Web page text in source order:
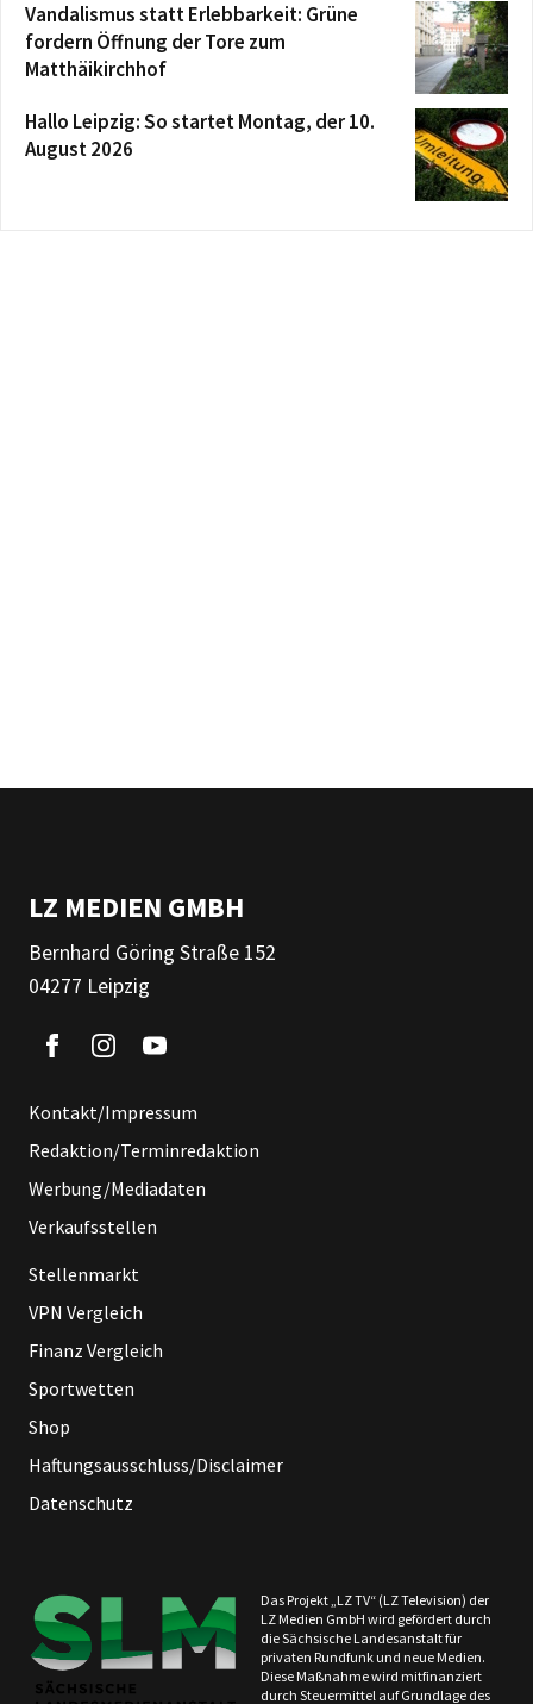
Vandalismus statt Erlebbarkeit: Grüne
fordern Öffnung der Tore zum
Matthäikirchhof
Hallo Leipzig: So startet Montag, der 10.
August 2026
LZ MEDIEN GMBH
Bernhard Göring Straße 152
04277 Leipzig
Kontakt/Impressum
Redaktion/Terminredaktion
Werbung/Mediadaten
Verkaufsstellen
Stellenmarkt
VPN Vergleich
Finanz Vergleich
Sportwetten
Shop
Haftungsausschluss/Disclaimer
Datenschutz
Das Projekt „LZ TV“ (LZ Television) der
LZ Medien GmbH wird gefördert durch
die Sächsische Landesanstalt für
privaten Rundfunk und neue Medien.
Diese Maßnahme wird mitfinanziert
durch Steuermittel auf Grundlage des